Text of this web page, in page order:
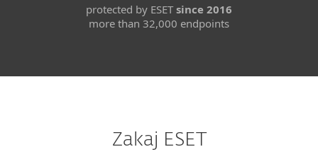
protected by ESET since 2016
more than 32,000 endpoints
Zakaj ESET